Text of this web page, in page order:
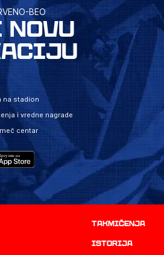
BEO
na stadion
i vredne nagrade
centar
Takmičenja
istorija